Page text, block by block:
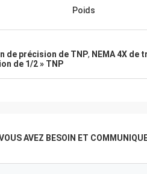
Poids
de précision de TNP, NEMA 4X
de 1/2 » TNP
AVEZ BESOIN ET